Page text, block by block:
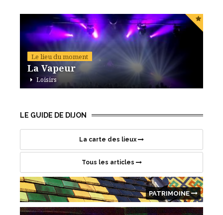
La Vapeur
Loisirs
42 avenue de Stalingrad, 21000 Dijon
Le lieu du moment
LE GUIDE DE DIJON
La carte des lieux
Tous les articles
PATRIMOINE